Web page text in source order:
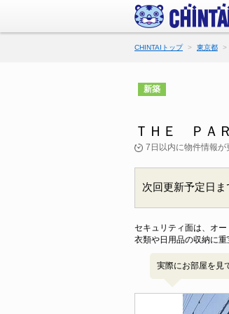
CHINTAIトップ 東京都
新築
ＴＨＥ ＰＡ
7日以内に物件情報が
次回更新予定日ま
セキュリティ面は、オ
衣類や日用品の収納に
実際にお部屋を見